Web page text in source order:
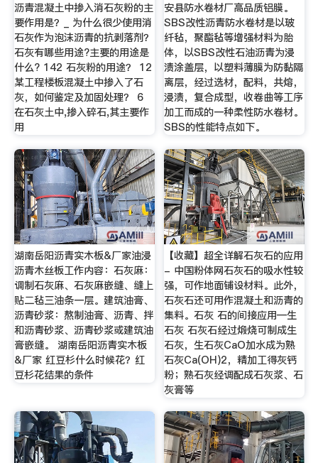
沥青混凝土中掺入消石灰粉的主
要作用是？_ 为什么很少使用消
石灰作为泡沫沥青的抗剥落剂？
石灰有哪些用途?主要的用途是
什么? 142 石灰粉的用途？ 12
某工程楼板混凝土中掺入了石
灰，如何鉴定及加固处理？ 6
在石灰土中,掺入碎石,其主要作
用
安县防水卷材厂高品质铝膜。
SBS改性沥青防水卷材是以玻
纤毡，聚酯毡等增强材料为胎
体，以SBS改性石油沥青为浸
渍涂盖层，以塑料薄膜为防黏隔
离层，经过选材，配料，共熔，
浸渍，复合成型，收卷曲等工序
加工而成的一种柔性防水卷材。
SBS的性能特点如下。
湖南岳阳沥青实木板&厂家油浸
沥青木丝板工作内容：石灰麻：
调制石灰麻、石灰麻嵌缝、缝上
贴二毡三油条一层。建筑油膏、
沥青砂浆：熬制油膏、沥青、拌
和沥青砂浆、沥青砂浆或建筑油
膏嵌缝。 湖南岳阳沥青实木板
&厂家 红豆杉什么时候花？红
豆杉花结果的条件
【收藏】超全详解石灰石的应用
- 中国粉体网石灰石的吸水性较
强，可作地面铺设材料。此外，
石灰石还可用作混凝土和沥青的
集料。石灰 石的间接应用—生
石灰 石灰石经过煅烧可制成生
石灰，生石灰CaO加水成为熟
石灰Ca(OH)2，精加工得灰钙
粉；熟石灰经调配成石灰浆、石
灰膏等